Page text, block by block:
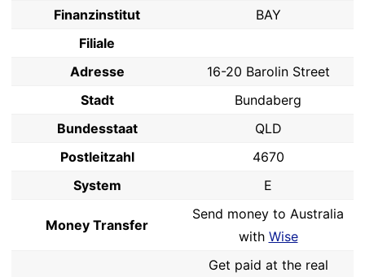
Finanzinstitut
BAY
Filiale
Adresse
16-20 Barolin Street
Stadt
Bundaberg
Bundesstaat
QLD
Postleitzahl
4670
System
E
Money Transfer
Send money to Australia
with Wise
Get paid at the real